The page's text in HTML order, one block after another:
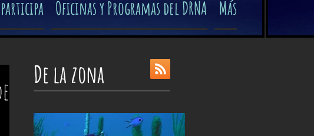
Oficinas y Programas del DRNA Más
De la zona